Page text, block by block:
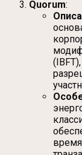
Quorum: